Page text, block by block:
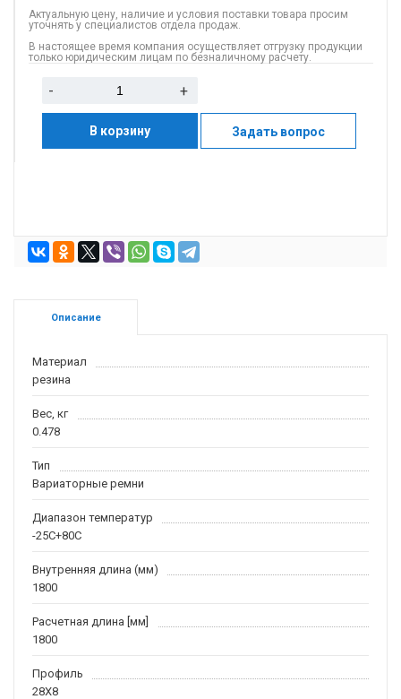
Актуальную цену, наличие и условия поставки товара просим
уточнять у специалистов отдела продаж.
В настоящее время компания осуществляет отгрузку продукции
только юридическим лицам по безналичному расчету.
- +
В корзину Задать вопрос
Описание
Материал
резина
Вес, кг
0.478
Тип
Вариаторные ремни
Диапазон температур
-25С+80С
Внутренняя длина (мм)
1800
Расчетная длина [мм]
1800
Профиль
28X8